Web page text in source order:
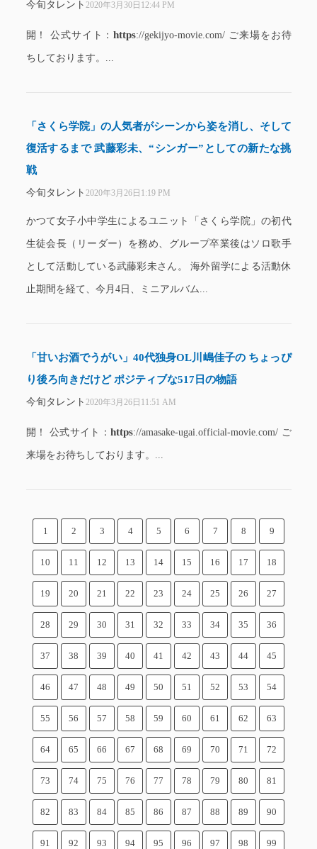
今旬タレント 2020年3月30日12:44 PM
開！ 公式サイト：https://gekijyo-movie.com/ ご来場をお待
ちしております。...
「さくら学院」の人気者がシーンから姿を消し、そして
復活するまで 武藤彩未、“シンガー”としての新たな挑
戦
今旬タレント 2020年3月26日1:19 PM
かつて女子小中学生によるユニット「さくら学院」の初代
生徒会長（リーダー）を務め、グループ卒業後はソロ歌手
として活動している武藤彩未さん。 海外留学による活動休
止期間を経て、今月4日、ミニアルバム...
「甘いお酒でうがい」40代独身OL川嶋佳子の ちょっぴ
り後ろ向きだけど ポジティブな517日の物語
今旬タレント 2020年3月26日11:51 AM
開！ 公式サイト：https://amasake-ugai.official-movie.com/ ご
来場をお待ちしております。...
1 2 3 4 5 6 7 8 9
10 11 12 13 14 15 16 17 18
19 20 21 22 23 24 25 26 27
28 29 30 31 32 33 34 35 36
37 38 39 40 41 42 43 44 45
46 47 48 49 50 51 52 53 54
55 56 57 58 59 60 61 62 63
64 65 66 67 68 69 70 71 72
73 74 75 76 77 78 79 80 81
82 83 84 85 86 87 88 89 90
91 92 93 94 95 96 97 98 99